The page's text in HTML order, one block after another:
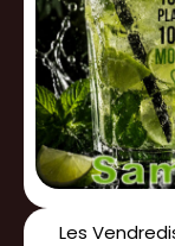
Les